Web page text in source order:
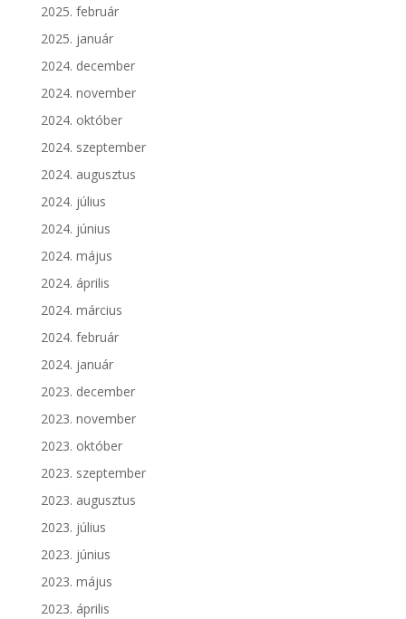
2025. február
2025. január
2024. december
2024. november
2024. október
2024. szeptember
2024. augusztus
2024. július
2024. június
2024. május
2024. április
2024. március
2024. február
2024. január
2023. december
2023. november
2023. október
2023. szeptember
2023. augusztus
2023. július
2023. június
2023. május
2023. április